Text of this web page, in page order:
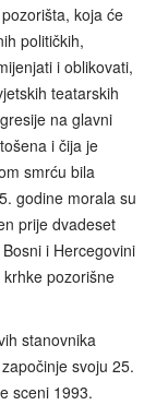
koja će
političkih,
i oblikovati,
teatarskih
na glavni
i čija je
smrću bila
godine morala su
prije dvadeset
i Hercegovini
pozorišne
stanovnika
svoju 25.
sceni 1993.